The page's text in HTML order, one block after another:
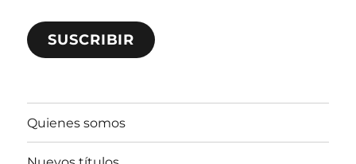
correo
electrónico
SUSCRIBIR
Quienes somos